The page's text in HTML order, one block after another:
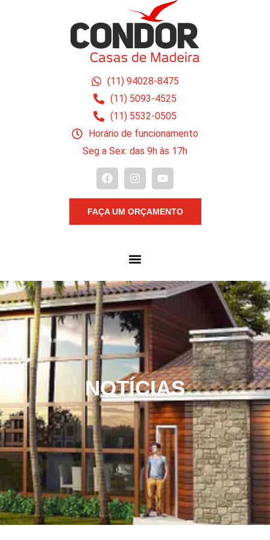
(11) 94028-8475
(11) 5093-4525
(11) 5532-0505
Horário de funcionamento
Seg a Sex: das 9h às 17h
FAÇA UM ORÇAMENTO
NOTÍCIAS